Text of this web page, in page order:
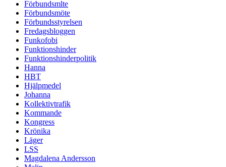
Förbundsmlte
Förbundsmöte
Förbundsstyrelsen
Fredagsbloggen
Funkofobi
Funktionshinder
Funktionshinderpolitik
Hanna
HBT
Hjälpmedel
Johanna
Kollektivtrafik
Kommande
Kongress
Krönika
Läger
LSS
Magdalena Andersson